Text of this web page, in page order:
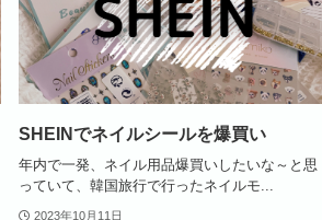
SHEINでネイルシールを爆買い
年内で一発、ネイル用品爆買いしたいな～と思
っていて、韓国旅行で行ったネイルモ...
2023年10月11日